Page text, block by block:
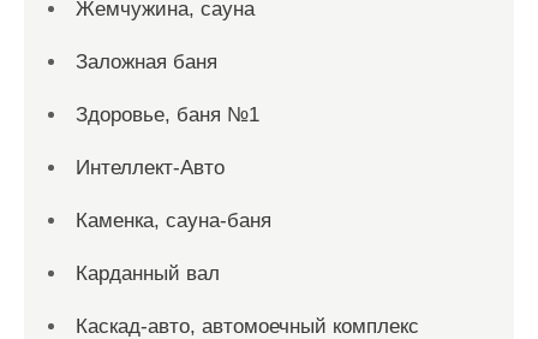
Жемчужина, сауна
Заложная баня
Здоровье, баня №1
Интеллект-Авто
Каменка, сауна-баня
Карданный вал
Каскад-авто, автомоечный комплекс